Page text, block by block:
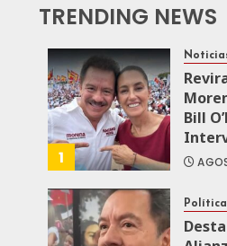
TRENDING NEWS
1
Bill
Política